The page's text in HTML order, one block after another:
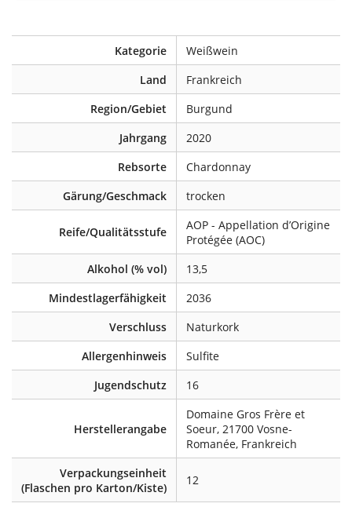
Kategorie
Weißwein
Land
Frankreich
Region/Gebiet
Burgund
Jahrgang
2020
Rebsorte
Chardonnay
Gärung/Geschmack
trocken
Reife/Qualitätsstufe
AOP - Appellation d’Origine
Protégée (AOC)
Alkohol (% vol)
13,5
Mindestlagerfähigkeit
2036
Verschluss
Naturkork
Allergenhinweis
Sulfite
Jugendschutz
16
Herstellerangabe
Domaine Gros Frère et
Soeur, 21700 Vosne-
Romanée, Frankreich
Verpackungseinheit
(Flaschen pro Karton/Kiste)
12